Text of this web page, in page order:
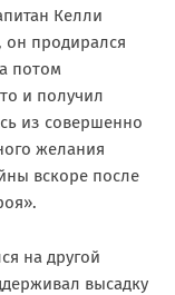
Келли
он продирался
потом
и получил
из совершенно
желания
вскоре после
на другой
высадку